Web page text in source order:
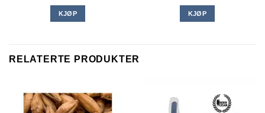
KJØP KJØP
RELATERTE PRODUKTER